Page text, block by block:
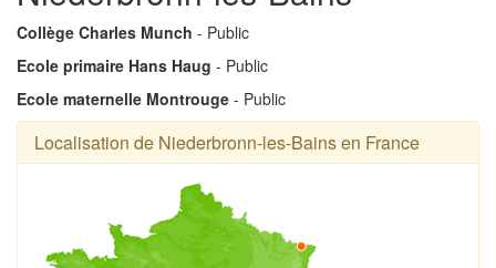
Collège Charles Munch - Public
Ecole primaire Hans Haug - Public
Ecole maternelle Montrouge - Public
Localisation de Niederbronn-les-Bains en France